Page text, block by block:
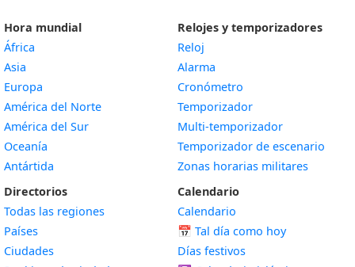
Hora mundial
África
Asia
Europa
América del Norte
América del Sur
Oceanía
Antártida
Directorios
Todas las regiones
Países
Ciudades
Relojes y temporizadores
Reloj
Alarma
Cronómetro
Temporizador
Multi-temporizador
Temporizador de escenario
Zonas horarias militares
Calendario
Calendario
📅 Tal día como hoy
Días festivos